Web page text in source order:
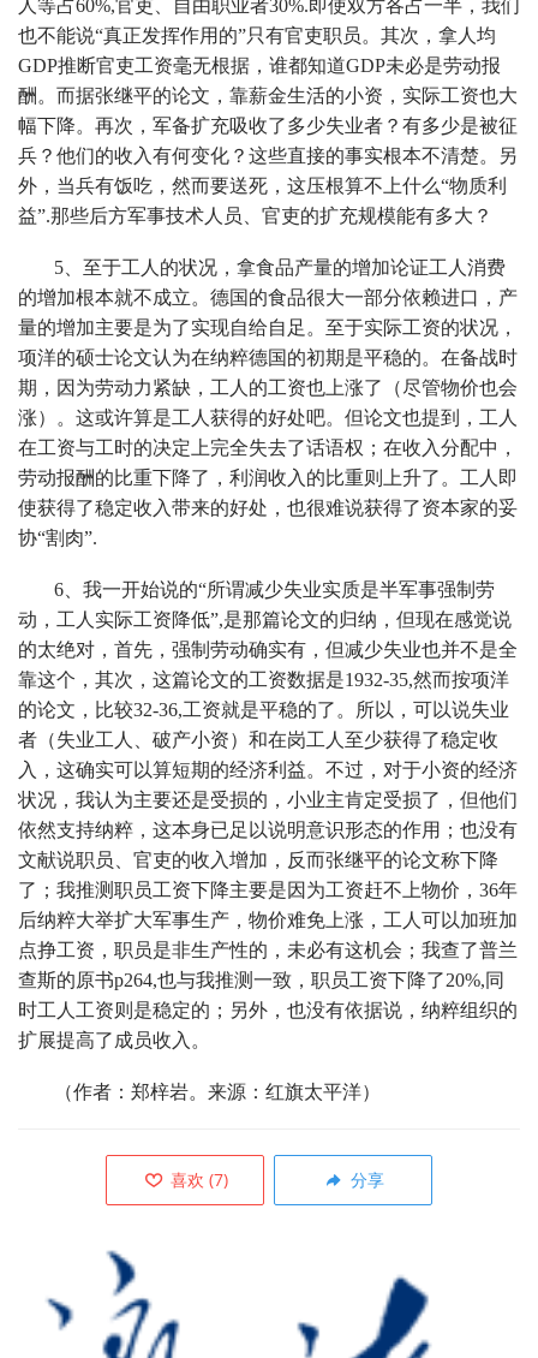
人等占60%,官吏、自由职业者30%.即使双方各占一半，我们
也不能说“真正发挥作用的”只有官吏职员。其次，拿人均
GDP推断官吏工资毫无根据，谁都知道GDP未必是劳动报
酬。而据张继平的论文，靠薪金生活的小资，实际工资也大
幅下降。再次，军备扩充吸收了多少失业者？有多少是被征
兵？他们的收入有何变化？这些直接的事实根本不清楚。另
外，当兵有饭吃，然而要送死，这压根算不上什么“物质利
益”.那些后方军事技术人员、官吏的扩充规模能有多大？
5、至于工人的状况，拿食品产量的增加论证工人消费
的增加根本就不成立。德国的食品很大一部分依赖进口，产
量的增加主要是为了实现自给自足。至于实际工资的状况，
项洋的硕士论文认为在纳粹德国的初期是平稳的。在备战时
期，因为劳动力紧缺，工人的工资也上涨了（尽管物价也会
涨）。这或许算是工人获得的好处吧。但论文也提到，工人
在工资与工时的决定上完全失去了话语权；在收入分配中，
劳动报酬的比重下降了，利润收入的比重则上升了。工人即
使获得了稳定收入带来的好处，也很难说获得了资本家的妥
协“割肉”.
6、我一开始说的“所谓减少失业实质是半军事强制劳
动，工人实际工资降低”,是那篇论文的归纳，但现在感觉说
的太绝对，首先，强制劳动确实有，但减少失业也并不是全
靠这个，其次，这篇论文的工资数据是1932-35,然而按项洋
的论文，比较32-36,工资就是平稳的了。所以，可以说失业
者（失业工人、破产小资）和在岗工人至少获得了稳定收
入，这确实可以算短期的经济利益。不过，对于小资的经济
状况，我认为主要还是受损的，小业主肯定受损了，但他们
依然支持纳粹，这本身已足以说明意识形态的作用；也没有
文献说职员、官吏的收入增加，反而张继平的论文称下降
了；我推测职员工资下降主要是因为工资赶不上物价，36年
后纳粹大举扩大军事生产，物价难免上涨，工人可以加班加
点挣工资，职员是非生产性的，未必有这机会；我查了普兰
查斯的原书p264,也与我推测一致，职员工资下降了20%,同
时工人工资则是稳定的；另外，也没有依据说，纳粹组织的
扩展提高了成员收入。
（作者：郑梓岩。来源：红旗太平洋）
喜欢 (7) 分享